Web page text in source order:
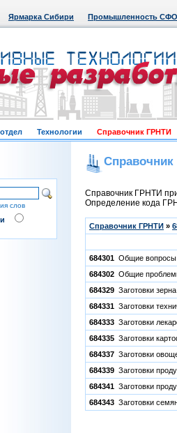
Ярмарка Сибири Промышленность СФО
Технологии Справочник ГРНТИ
слов
и
Справочник ГРНТИ
Определение кода
Справочник ГРНТИ »
684301 Общие вопросы
684302 Общие
684329 Заготовки
684331 Заготовки
684333 Заготовки
684335 Заготовки
684337 Заготовки
684339 Заготовки
684341 Заготовки
684343 Заготовки